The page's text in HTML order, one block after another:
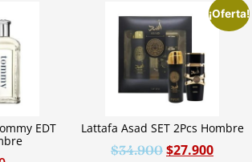
EDT
¡Oferta!
Lattafa Asad SET 2Pcs Hombre
$34.900 $27.900